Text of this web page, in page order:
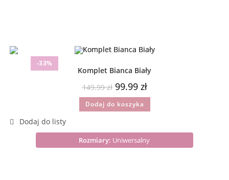
-33%
Komplet Bianca Biały
149.99zł 99.99 zł
Dodaj do koszyka
Rozmiary: Uniwersalny